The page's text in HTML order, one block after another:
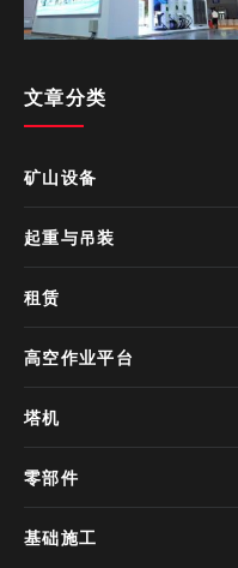
文章分类
矿山设备
起重与吊装
租赁
高空作业平台
塔机
零部件
基础施工